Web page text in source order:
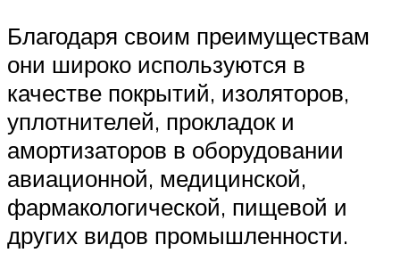
Благодаря своим преимуществам
они широко используются в
качестве покрытий, изоляторов,
уплотнителей, прокладок и
амортизаторов в оборудовании
авиационной, медицинской,
фармакологической, пищевой и
других видов промышленности.